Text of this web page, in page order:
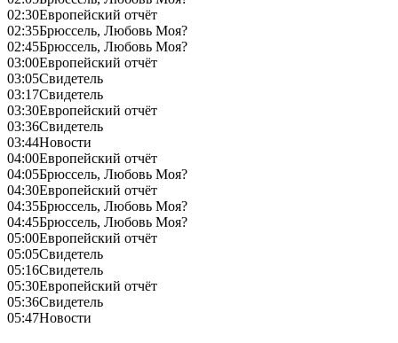
02:30Европейский отчёт
02:35Брюссель, Любовь Моя?
02:45Брюссель, Любовь Моя?
03:00Европейский отчёт
03:05Свидетель
03:17Свидетель
03:30Европейский отчёт
03:36Свидетель
03:44Новости
04:00Европейский отчёт
04:05Брюссель, Любовь Моя?
04:30Европейский отчёт
04:35Брюссель, Любовь Моя?
04:45Брюссель, Любовь Моя?
05:00Европейский отчёт
05:05Свидетель
05:16Свидетель
05:30Европейский отчёт
05:36Свидетель
05:47Новости